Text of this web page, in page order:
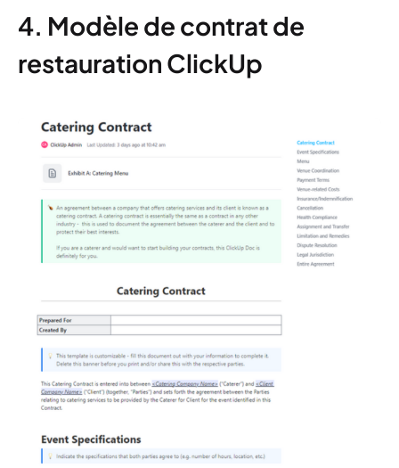
4. Modèle de contrat de
restauration ClickUp